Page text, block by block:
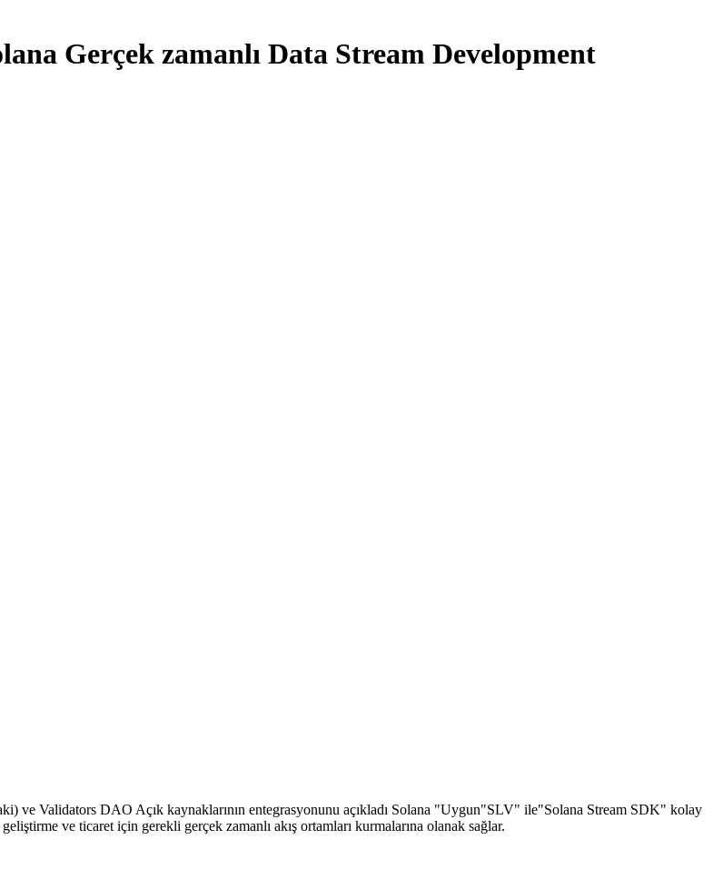
Gerçek zamanlı Data Stream Development
Validators DAO Açık kaynaklarının entegrasyonunu açıkladı Solana "Uygun"SLV" ile"Solana Stream SDK" kolay
ve ticaret için gerekli gerçek zamanlı akış ortamları kurmalarına olanak sağlar.